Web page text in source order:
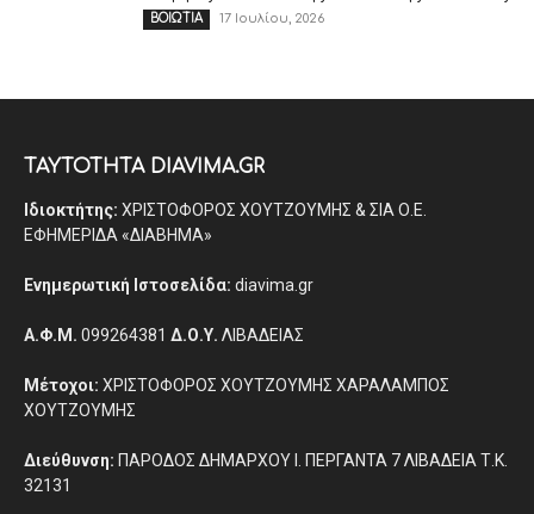
ΒΟΙΩΤΙΑ 17 Ιουλίου, 2026
ΤΑΥΤΟΤΗΤΑ DIAVIMA.GR
Ιδιοκτήτης: ΧΡΙΣΤΟΦΟΡΟΣ ΧΟΥΤΖΟΥΜΗΣ & ΣΙΑ Ο.Ε.
ΕΦΗΜΕΡΙΔΑ «ΔΙΑΒΗΜΑ»
Ενημερωτική Ιστοσελίδα: diavima.gr
Α.Φ.Μ. 099264381 Δ.Ο.Υ. ΛΙΒΑΔΕΙΑΣ
Μέτοχοι: ΧΡΙΣΤΟΦΟΡΟΣ ΧΟΥΤΖΟΥΜΗΣ ΧΑΡΑΛΑΜΠΟΣ
ΧΟΥΤΖΟΥΜΗΣ
Διεύθυνση: ΠΑΡΟΔΟΣ ΔΗΜΑΡΧΟΥ Ι. ΠΕΡΓΑΝΤΑ 7 ΛΙΒΑΔΕΙΑ Τ.Κ.
32131